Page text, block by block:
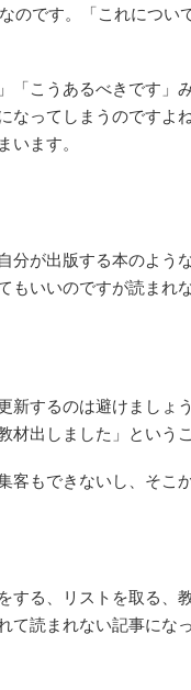
です。「これにつ
こうあるべきです」
ってしまうのです
います。
が出版する本のよ
いいのですが読まれな
するのは避けましょ
出しました」という
もできないし、そこ
る、リストを取る
読まれない記事にな